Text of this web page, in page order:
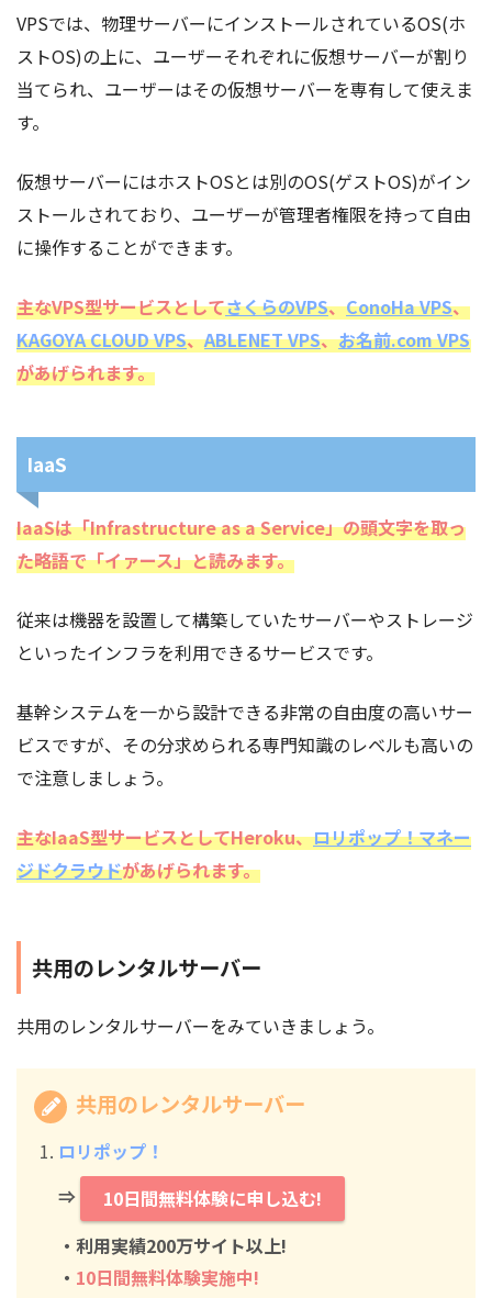
VPSでは、物理サーバーにインストールされているOS(ホ
ストOS)の上に、ユーザーそれぞれに仮想サーバーが割り
当てられ、ユーザーはその仮想サーバーを専有して使えま
す。
仮想サーバーにはホストOSとは別のOS(ゲストOS)がイン
ストールされており、ユーザーが管理者権限を持って自由
に操作することができます。
主なVPS型サービスとしてさくらのVPS、ConoHa VPS、
KAGOYA CLOUD VPS、ABLENET VPS、お名前.com VPS
があげられます。
IaaS
IaaSは「Infrastructure as a Service」の頭文字を取っ
た略語で「イァース」と読みます。
従来は機器を設置して構築していたサーバーやストレージ
といったインフラを利用できるサービスです。
基幹システムを一から設計できる非常の自由度の高いサー
ビスですが、その分求められる専門知識のレベルも高いの
で注意しましょう。
主なIaaS型サービスとしてHeroku、ロリポップ！マネー
ジドクラウドがあげられます。
共用のレンタルサーバー
共用のレンタルサーバーをみていきましょう。
共用のレンタルサーバー
ロリポップ！
⇒
10日間無料体験に申し込む!
・利用実績200万サイト以上!
・ 10日間無料体験実施中!